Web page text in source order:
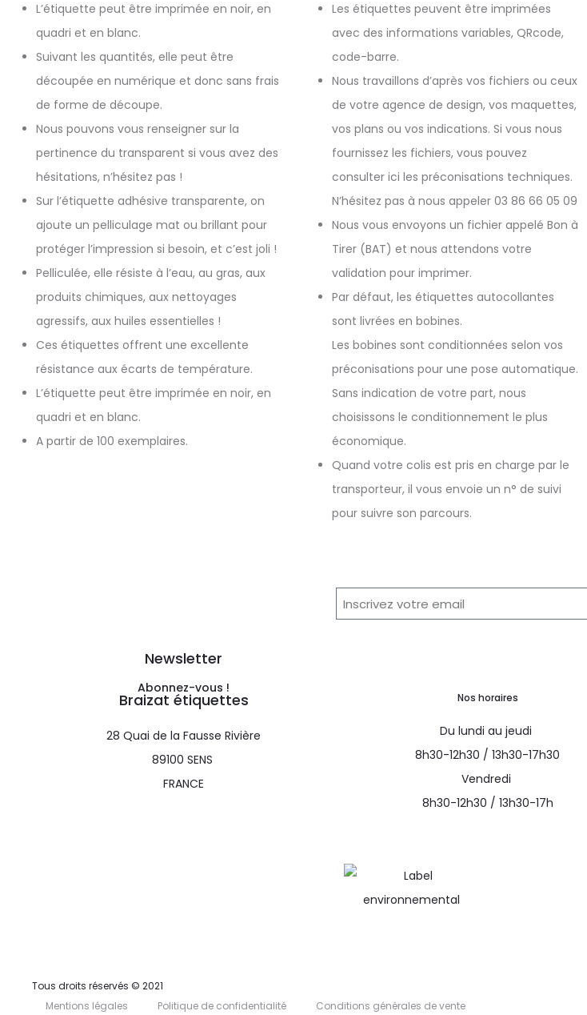
L’étiquette peut être imprimée en noir, en
quadri et en blanc.
Suivant les quantités, elle peut être
découpée en numérique et donc sans frais
de forme de découpe.
Nous pouvons vous renseigner sur la
pertinence du transparent si vous avez des
hésitations, n’hésitez pas !
Sur l’étiquette adhésive transparente, on
ajoute un pelliculage mat ou brillant pour
protéger l’impression si besoin, et c’est joli !
Pelliculée, elle résiste à l’eau, au gras, aux
produits chimiques, aux nettoyages
agressifs, aux huiles essentielles !
Ces étiquettes offrent une excellente
résistance aux écarts de température.
L’étiquette peut être imprimée en noir, en
quadri et en blanc.
A partir de 100 exemplaires.
Les étiquettes peuvent être imprimées
avec des informations variables, QRcode,
code-barre.
Nous travaillons d’après vos fichiers ou ceux
de votre agence de design, vos maquettes,
vos plans ou vos indications. Si vous nous
fournissez les fichiers, vous pouvez
consulter ici les préconisations techniques.
N’hésitez pas à nous appeler 03 86 66 05 09
Nous vous envoyons un fichier appelé Bon à
Tirer (BAT) et nous attendons votre
validation pour imprimer.
Par défaut, les étiquettes autocollantes
sont livrées en bobines.
Les bobines sont conditionnées selon vos
préconisations pour une pose automatique.
Sans indication de votre part, nous
choisissons le conditionnement le plus
économique.
Quand votre colis est pris en charge par le
transporteur, il vous envoie un n° de suivi
pour suivre son parcours.
Newsletter
Abonnez-vous !
Braizat étiquettes
28 Quai de la Fausse Rivière
89100 SENS
FRANCE
Nos horaires
Du lundi au jeudi
8h30-12h30 / 13h30-17h30
Vendredi
8h30-12h30 / 13h30-17h
Tous droits réservés © 2021
Mentions légales
Politique de confidentialité
Conditions générales de vente